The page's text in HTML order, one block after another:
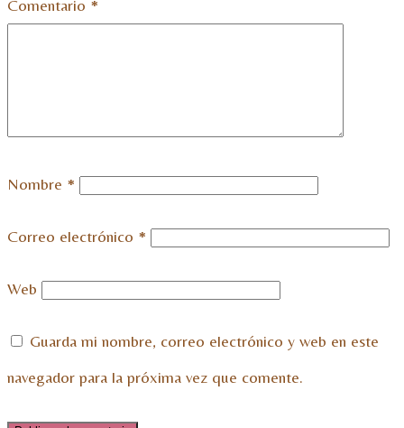
Comentario *
Nombre *
Correo electrónico *
Web
Guarda mi nombre, correo electrónico y web en este
navegador para la próxima vez que comente.